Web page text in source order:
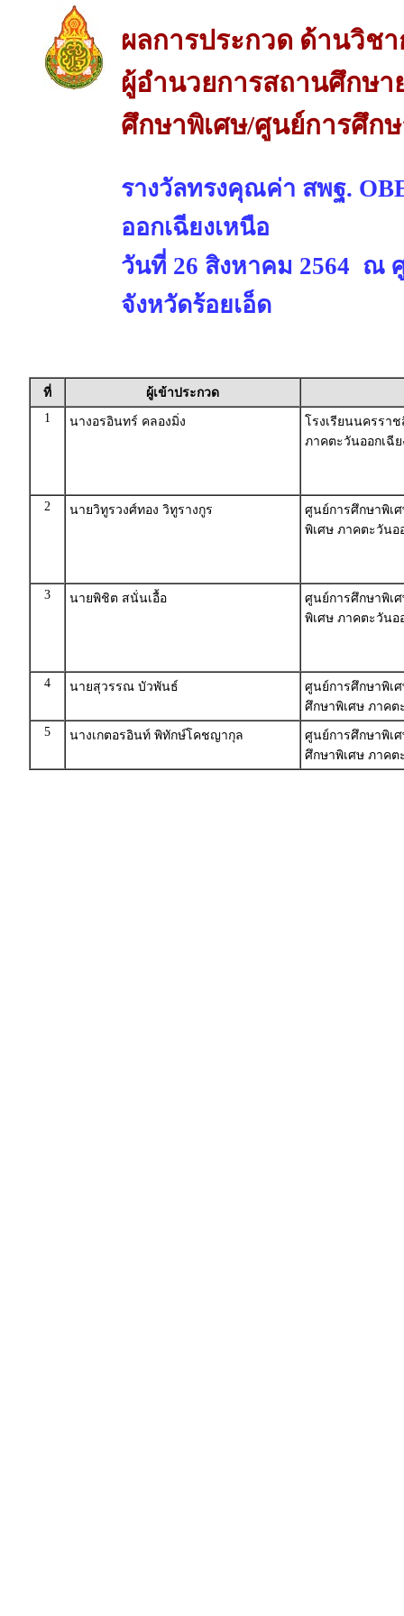
ผลการประกวด ด้านวิชา
ผู้อำนวยการสถานศึกษา
ศึกษาพิเศษ/ศูนย์การศึก
รางวัลทรงคุณค่า สพฐ.
ออกเฉียงเหนือ
วันที่ 26 สิงหาคม 2564 ณ
จังหวัดร้อยเอ็ด
ที่
ผู้เข้าประกวด
1
นางอรอินทร์ คลองมิ่ง
โรงเรียนนครรา
ภาคตะวันออกเฉีย
2 นายวิทูรวงศ์ทอง วิทูรางกูร
ศูนย์การศึกษาพิเ
พิเศษ ภาคตะวันอ
3 นายพิชิต สนั่นเอื้อ
ศูนย์การศึกษาพิเ
พิเศษ ภาคตะวันอ
4 นายสุวรรณ บัวพันธ์
ศูนย์การศึกษาพิเ
ศึกษาพิเศษ ภาคต
5
นางเกตอรอินท์ พิทักษ์โคชญากุล
ศูนย์การศึกษาพิเ
ศึกษาพิเศษ ภาคต